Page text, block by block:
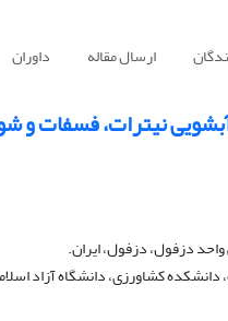
ارسال مقاله داوران
نیترات، فسفات
دزفول، دزفول، ایران.
کشاورزی، دانشگاه آزاد